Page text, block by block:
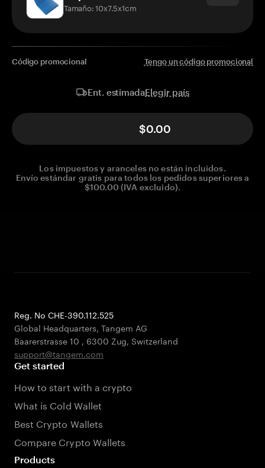
Tamaño: 10x7.5x1cm
Código promocional Tengo un código promocional
Ent. estimadaElegir país
$0.00
Los impuestos y aranceles no están incluidos.
Envío estándar gratis para todos los pedidos superiores a
$100.00 (IVA excluido).
Reg. No CHE-390.112.525
Global Headquarters, Tangem AG
Baarerstrasse 10 , 6300 Zug, Switzerland
support@tangem.com
Get started
How to start with a crypto
What is Cold Wallet
Best Crypto Wallets
Compare Crypto Wallets
Products